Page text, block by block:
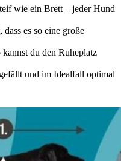
wie ein Brett – jeder Hund
es so eine große
du den Ruheplatz
und im Idealfall optimal